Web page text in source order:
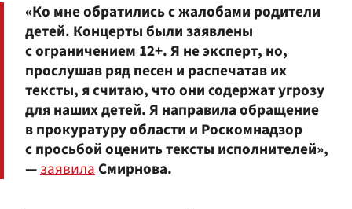
«Ко мне обратились с жалобами родители
детей. Концерты были заявлены
с ограничением 12+. Я не эксперт, но,
прослушав ряд песен и распечатав их
тексты, я считаю, что они содержат угрозу
для наших детей. Я направила обращение
в прокуратуру области и Роскомнадзор
с просьбой оценить тексты исполнителей»,
—заявилаСмирнова.